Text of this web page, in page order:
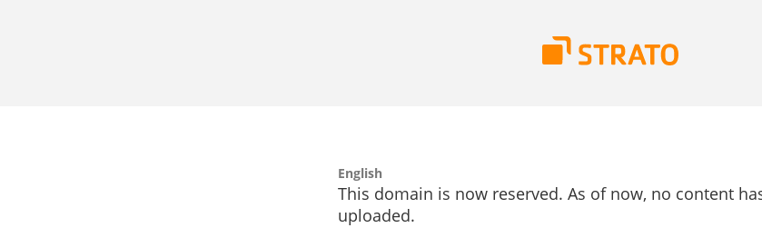
English
This domain is now reserved. As of now, no content
uploaded.